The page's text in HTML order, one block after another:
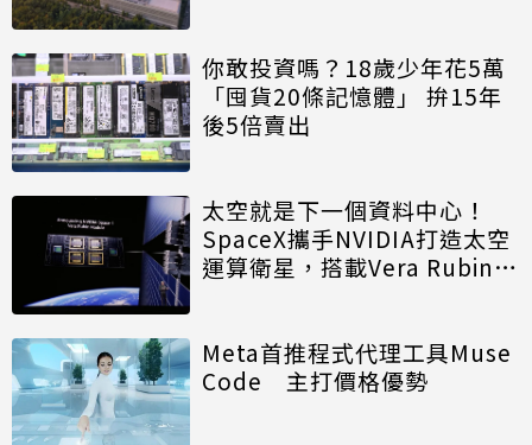
你敢投資嗎？18歲少年花5萬
「囤貨20條記憶體」 拚15年
後5倍賣出
太空就是下一個資料中心！
SpaceX攜手NVIDIA打造太空
運算衛星，搭載Vera Rubin運
Meta首推程式代理工具Muse
Code 主打價格優勢